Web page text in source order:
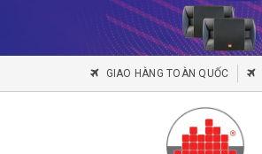
GIAO HÀNG TOÀN QUỐC